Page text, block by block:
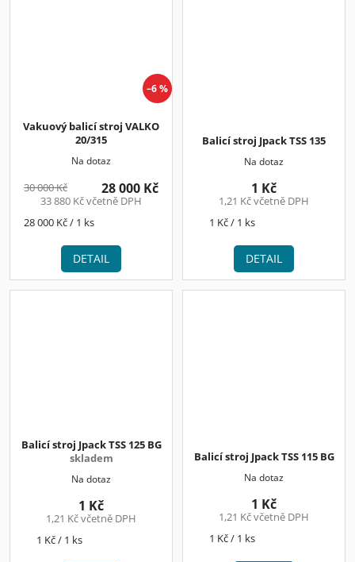
–6 %
Vakuový balicí stroj VALKO
20/315
Na dotaz
30 000 Kč
33 880 Kč včetně DPH
28 000 Kč
Měrná
28 000 Kč / 1 ks
DETAIL
Balicí stroj Jpack TSS 135
Na dotaz
1,21 Kč včetně DPH
1 Kč
Měrná
1 Kč / 1 ks
DETAIL
Balicí stroj Jpack TSS 125 BG
skladem
Na dotaz
1,21 Kč včetně DPH
1 Kč
Měrná
1 Kč / 1 ks
Balicí stroj Jpack TSS 115 BG
Na dotaz
1,21 Kč včetně DPH
1 Kč
Měrná
1 Kč / 1 ks